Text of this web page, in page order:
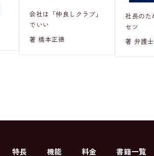
会社は「仲良しクラブ」
でいい
著 橋本正徳
社長のた
セツ
著 弁護
特長 機能 料金 書籍一覧